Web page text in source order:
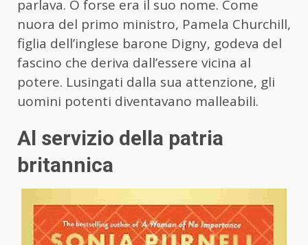
parlava. O forse era il suo nome. Come
nuora del primo ministro, Pamela Churchill,
figlia dell’inglese barone Digny, godeva del
fascino che deriva dall’essere vicina al
potere. Lusingati dalla sua attenzione, gli
uomini potenti diventavano malleabili.
Al servizio della patria
britannica